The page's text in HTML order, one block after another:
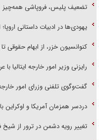
تضعیف پلیس، فروپاشی همه‌چیز
یهودی‌ها در ادبیات داستانی
کنوانسیون خزر، از ابهام حقوقی
رایزنی وزیر امور خارجه ایتالیا با
گفت‌وگوی تلفنی وزرای امور
دردسر همزمان آمریکا و
تغییر رویه دشمن در ترور از شیخ